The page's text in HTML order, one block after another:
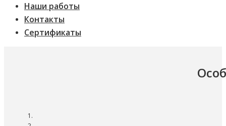
Наши работы
Контакты
Сертификаты